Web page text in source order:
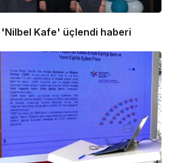
Kafe' üçlendi haberi